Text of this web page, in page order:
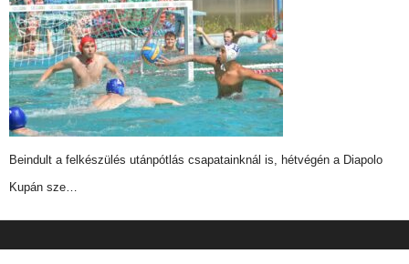
Beindult a felkészülés utánpótlás csapatainknál is, hétvégén a Diapolo
Kupán sze…